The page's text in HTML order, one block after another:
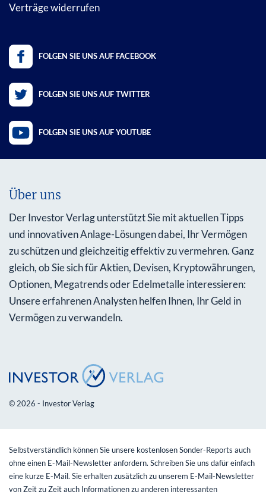
Verträge widerrufen
FOLGEN SIE UNS AUF FACEBOOK
FOLGEN SIE UNS AUF TWITTER
FOLGEN SIE UNS AUF YOUTUBE
Über uns
Der Investor Verlag unterstützt Sie mit aktuellen Tipps
und innovativen Anlage-Lösungen dabei, Ihr Vermögen
zu schützen und gleichzeitig effektiv zu vermehren. Ganz
gleich, ob Sie sich für Aktien, Devisen, Kryptowährungen,
Optionen, Megatrends oder Edelmetalle interessieren:
Unsere erfahrenen Analysten helfen Ihnen, Ihr Geld in
Vermögen zu verwandeln.
© 2026 - Investor Verlag
Selbstverständlich können Sie unsere kostenlosen Sonder-Reports auch
ohne einen E-Mail-Newsletter anfordern. Schreiben Sie uns dafür einfach
eine kurze E-Mail. Sie erhalten zusätzlich zu unserem E-Mail-Newsletter
von Zeit zu Zeit auch Informationen zu anderen interessanten